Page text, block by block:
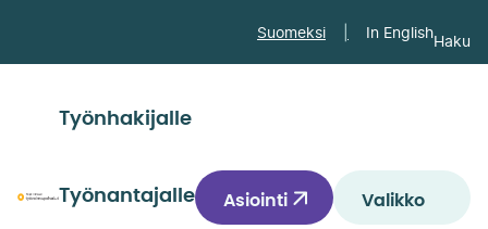
Suomeksi In English
Haku
Päijät-
Työnhakijalle
Työnantajalle Asiointi Valikko